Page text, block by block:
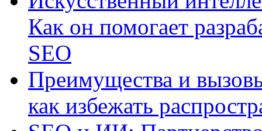
Как он помогает
SEO
Преимущества и
как избежать